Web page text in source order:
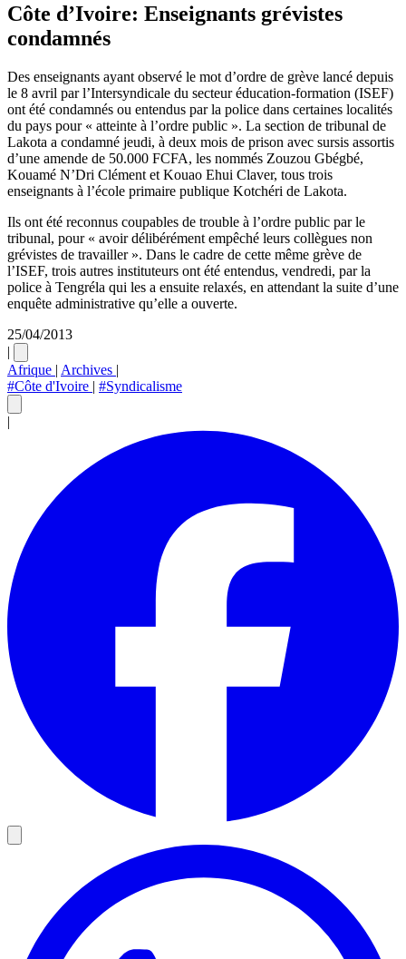
Côte d’Ivoire: Enseignants grévistes
condamnés
Des enseignants ayant observé le mot d’ordre de grève lancé depuis
le 8 avril par l’Intersyndicale du secteur éducation-formation (ISEF)
ont été condamnés ou entendus par la police dans certaines localités
du pays pour « atteinte à l’ordre public ». La section de tribunal de
Lakota a condamné jeudi, à deux mois de prison avec sursis assortis
d’une amende de 50.000 FCFA, les nommés Zouzou Gbégbé,
Kouamé N’Dri Clément et Kouao Ehui Claver, tous trois
enseignants à l’école primaire publique Kotchéri de Lakota.
Ils ont été reconnus coupables de trouble à l’ordre public par le
tribunal, pour « avoir délibérément empêché leurs collègues non
grévistes de travailler ». Dans le cadre de cette même grève de
l’ISEF, trois autres instituteurs ont été entendus, vendredi, par la
police à Tengréla qui les a ensuite relaxés, en attendant la suite d’une
enquête administrative qu’elle a ouverte.
25/04/2013
|
Afrique | Archives |
#Côte d'Ivoire | #Syndicalisme
|